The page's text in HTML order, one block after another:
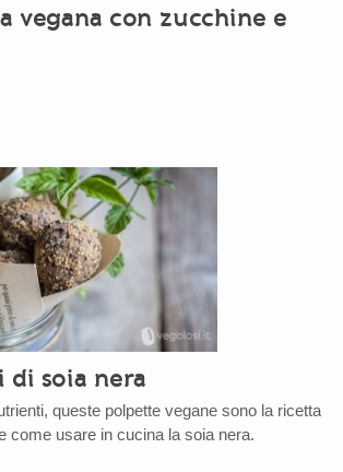
vegana con zucchine e
di soia nera
queste polpette vegane sono la ricetta
come usare in cucina la soia nera.